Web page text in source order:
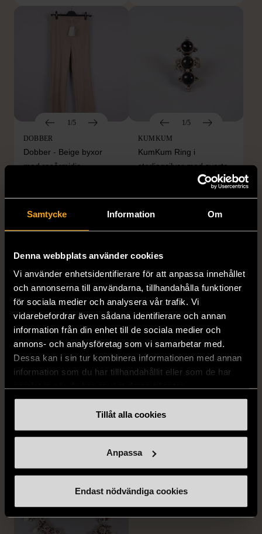
Samtycke Information Om
Denna webbplats använder cookies
Vi använder enhetsidentifierare för att anpassa innehållet
och annonserna till användarna, tillhandahålla funktioner
för sociala medier och analysera vår trafik. Vi
vidarebefordrar även sådana identifierare och annan
information från din enhet till de sociala medier och
annons- och analysföretag som vi samarbetar med.
Dessa kan i sin tur kombinera informationen med annan
information som du har tillhandahållit eller som de har
Tillåt alla cookies
Anpassa
Endast nödvändiga cookies
1/5
DOBBER
Dobber - Beige byxor
med resårmidja
S (34-36) Nytt skick
179 kr
1/5
KUMKUM
KumKum Ring i
sterlingsilver med svarta
Gott skick
399 kr
1/4
OKÄNT MÄRKE
med spikberlocker
399 kr
OKÄNT MÄRKE
kulor
Gott skick
69 kr